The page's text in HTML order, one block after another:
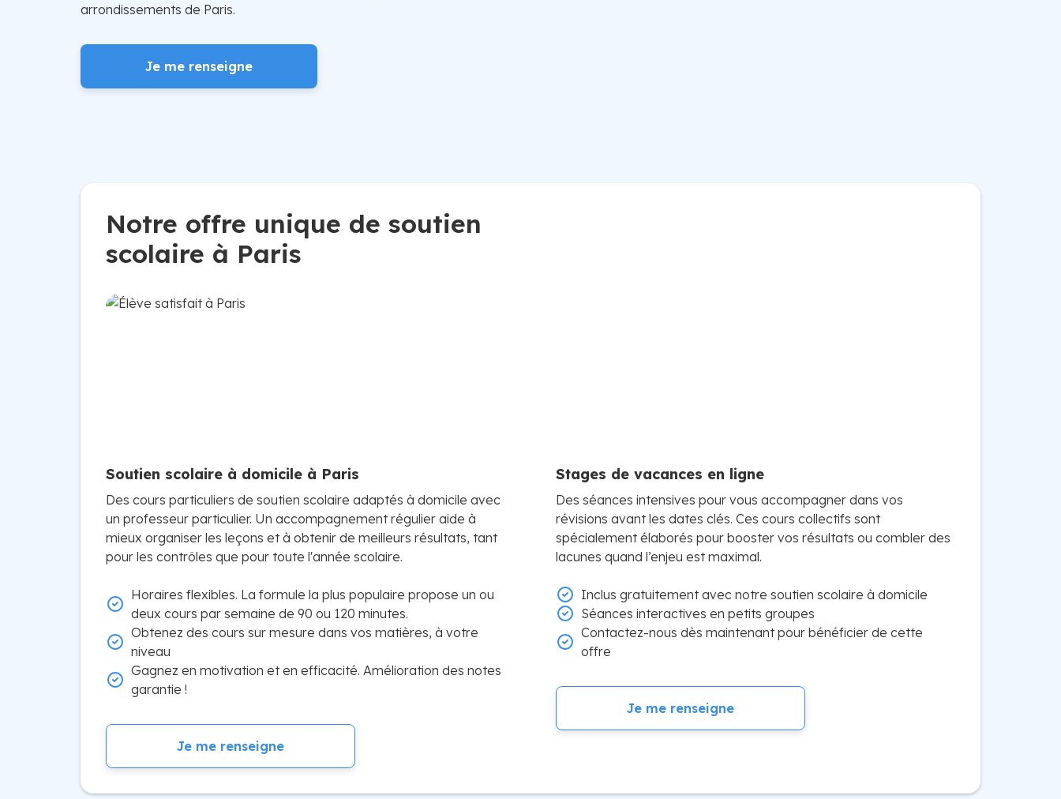
arrondissements de Paris.
Je me renseigne
Notre offre unique de soutien
scolaire à Paris
Soutien scolaire à domicile à Paris
Des cours particuliers de soutien scolaire adaptés à domicile avec
un professeur particulier. Un accompagnement régulier aide à
mieux organiser les leçons et à obtenir de meilleurs résultats, tant
pour les contrôles que pour toute l'année scolaire.
Horaires flexibles. La formule la plus populaire propose un ou
deux cours par semaine de 90 ou 120 minutes.
Obtenez des cours sur mesure dans vos matières, à votre
niveau
Gagnez en motivation et en efficacité. Amélioration des notes
garantie !
Je me renseigne
Stages de vacances en ligne
Des séances intensives pour vous accompagner dans vos
révisions avant les dates clés. Ces cours collectifs sont
spécialement élaborés pour booster vos résultats ou combler des
lacunes quand l’enjeu est maximal.
Inclus gratuitement avec notre soutien scolaire à domicile
Séances interactives en petits groupes
Contactez-nous dès maintenant pour bénéficier de cette
offre
Je me renseigne